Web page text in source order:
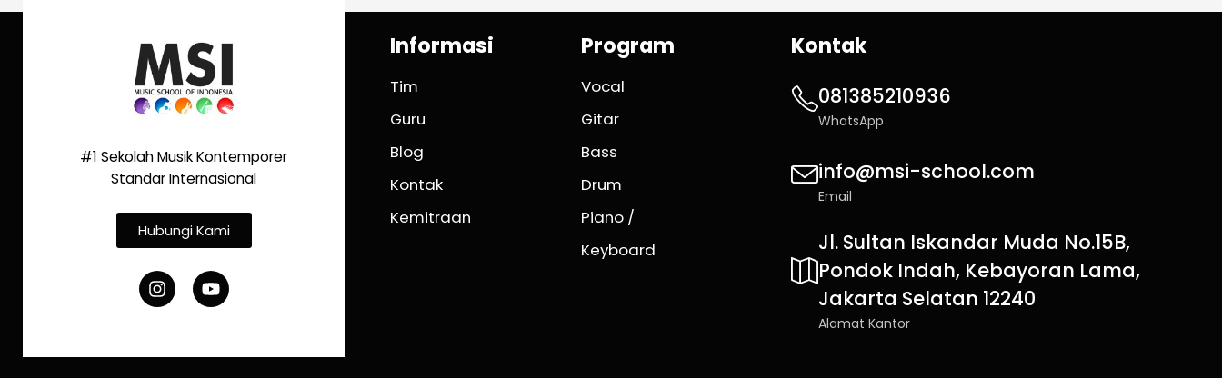
#1 Sekolah Musik Kontemporer
Standar Internasional
Hubungi Kami
Informasi
Tim
Guru
Blog
Kontak
Kemitraan
Program
Vocal
Gitar
Bass
Drum
Piano /
Keyboard
Kontak
081385210936
WhatsApp
info@msi-school.com
Email
Jl. Sultan Iskandar Muda No.15B,
Pondok Indah, Kebayoran Lama,
Jakarta Selatan 12240
Alamat Kantor